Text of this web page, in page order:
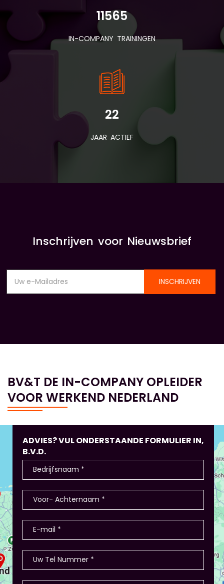
11565
IN-COMPANY TRAININGEN
22
JAAR ACTIEF
Inschrijven voor Nieuwsbrief
INSCHRIJVEN
BV&T DE IN-COMPANY OPLEIDER
VOOR WERKEND NEDERLAND
ADVIES? VUL ONDERSTAANDE FORMULIER IN,
B.V.D.